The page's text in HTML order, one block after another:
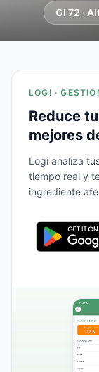
GI 72 ·
LOGI ·
Reduce
mejores
Logi analiza
tiempo real y
ingrediente